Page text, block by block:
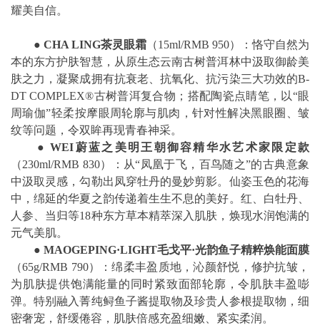
耀美自信。
● CHA LING茶灵眼霜 （15ml/RMB 950）：恪守自然为
本的东方护肤智慧，从原生态云南古树普洱林中汲取御龄美
肤之力，凝聚成拥有抗衰老、抗氧化、抗污染三大功效的B-
DT COMPLEX®古树普洱复合物；搭配陶瓷点睛笔，以“眼
周瑜伽”轻柔按摩眼周轮廓与肌肉，针对性解决黑眼圈、皱
纹等问题，令双眸再现青春神采。
●WEI蔚蓝之美明王朝御容精华水艺术家限定款
（230ml/RMB 830）：从“凤凰于飞，百鸟随之”的古典意象
中汲取灵感，勾勒出凤穿牡丹的曼妙剪影。仙姿玉色的花海
中，绵延的华夏之韵传递着生生不息的美好。红、白牡丹、
人参、当归等18种东方草本精萃深入肌肤，焕现水润饱满的
元气美肌。
● MAOGEPING·LIGHT毛戈平·光韵鱼子精粹焕能面膜
（65g/RMB 790）：绵柔丰盈质地，沁颜舒悦，修护抗皱，
为肌肤提供饱满能量的同时紧致面部轮廓，令肌肤丰盈嘭
弹。特别融入菁纯鲟鱼子酱提取物及珍贵人参根提取物，细
密奢宠，舒缓倦容，肌肤倍感充盈细嫩、紧实柔润。